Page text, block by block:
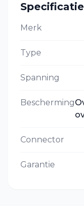
Merk
Type
Spanning
Bescherming
Connector
Garantie